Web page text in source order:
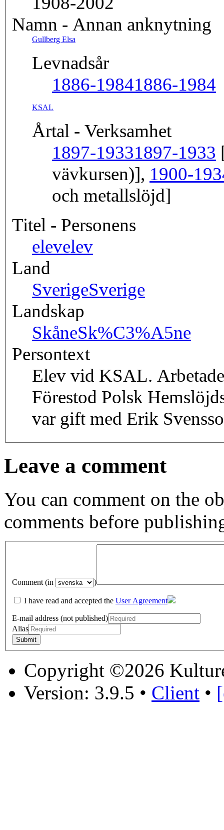
Namn - Annan anknytning
Gullberg Elsa
Levnadsår
1886-19841886-1984
KSAL
Årtal - Verksamhet
1897-19331897-1933
vävkursen)], 1900-
och metallslöjd]
Titel - Personens
elevelev
Land
SverigeSverige
Landskap
SkåneSk%C3%A5ne
Persontext
Elev vid KSAL.
Förestod Polsk
var gift med Erik
Leave a comment
You can comment on the
comments before
Comment (in )
I have read and accepted the User Agreement
E-mail address (not published)
Alias
Copyright ©2026
Version: 3.9.5 • Client •